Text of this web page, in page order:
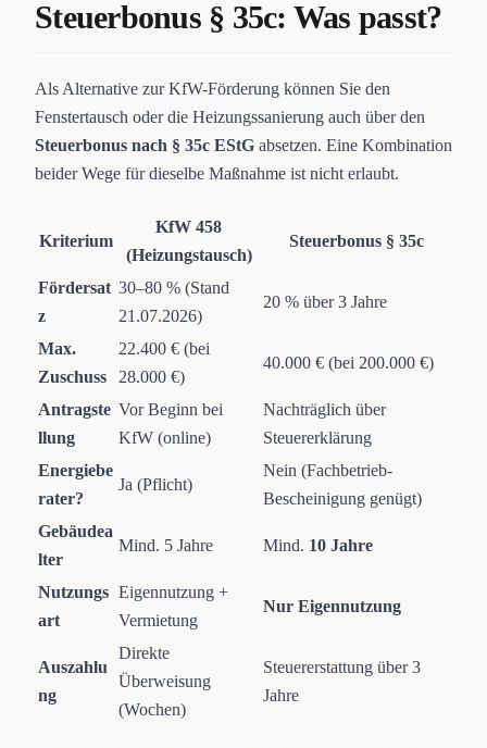
Steuerbonus § 35c: Was passt?
Als Alternative zur KfW-Förderung können Sie den
Fenstertausch oder die Heizungssanierung auch über den
Steuerbonus nach § 35c EStG absetzen. Eine Kombination
beider Wege für dieselbe Maßnahme ist nicht erlaubt.
Kriterium
KfW 458
(Heizungstausch)
Steuerbonus § 35c
Fördersat
z
30–80 % (Stand
21.07.2026)
20 % über 3 Jahre
Max.
Zuschuss
22.400 € (bei
28.000 €)
40.000 € (bei 200.000 €)
Antragste
llung
Vor Beginn bei
KfW (online)
Nachträglich über
Steuererklärung
Energiebe
rater?
Ja (Pflicht)
Nein (Fachbetrieb-
Bescheinigung genügt)
Gebäudea
lter
Mind. 5 Jahre Mind. 10 Jahre
Nutzungs
art
Eigennutzung +
Vermietung
Nur Eigennutzung
Auszahlu
ng
Direkte
Überweisung
(Wochen)
Steuererstattung über 3
Jahre